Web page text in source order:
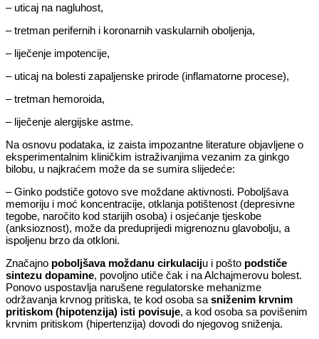
– uticaj na nagluhost,
– tretman perifernih i koronarnih vaskularnih oboljenja,
– liječenje impotencije,
– uticaj na bolesti zapaljenske prirode (inflamatorne procese),
– tretman hemoroida,
– liječenje alergijske astme.
Na osnovu podataka, iz zaista impozantne literature objavljene o
eksperimentalnim kliničkim istraživanjima vezanim za ginkgo
bilobu, u najkraćem može da se sumira slijedeće:
– Ginko podstiče gotovo sve moždane aktivnosti. Poboljšava
memoriju i moć koncentracije, otklanja potištenost (depresivne
tegobe, naročito kod starijih osoba) i osjećanje tjeskobe
(anksioznost), može da preduprijedi migrenoznu glavobolju, a
ispoljenu brzo da otkloni.
Značajno poboljšava moždanu cirkulaciju i pošto podstiče
sintezu dopamine, povoljno utiče čak i na Alchajmerovu bolest.
Ponovo uspostavlja narušene regulatorske mehanizme
održavanja krvnog pritiska, te kod osoba sa sniženim krvnim
pritiskom (hipotenzija) isti povisuje, a kod osoba sa povišenim
krvnim pritiskom (hipertenzija) dovodi do njegovog sniženja.